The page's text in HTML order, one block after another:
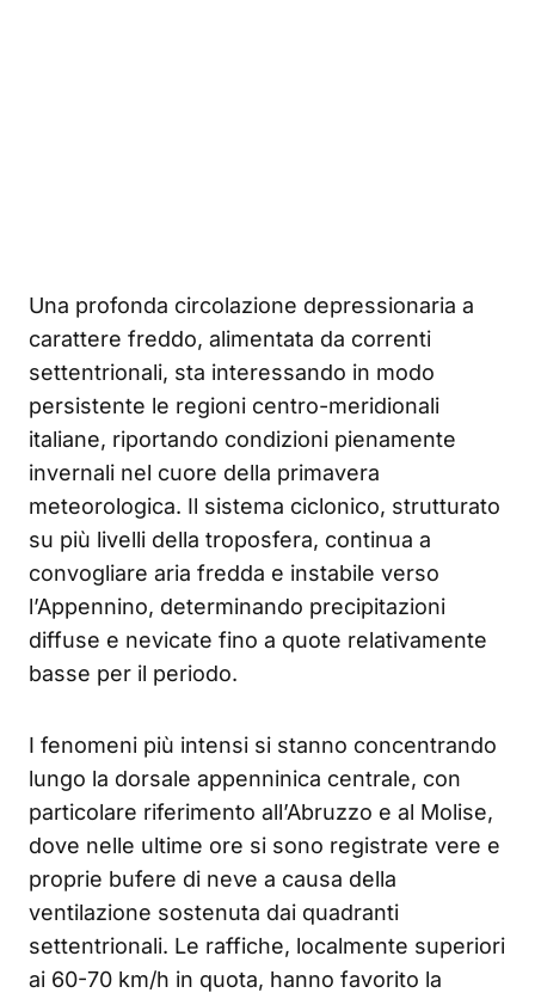
Una profonda circolazione depressionaria a
carattere freddo, alimentata da correnti
settentrionali, sta interessando in modo
persistente le regioni centro-meridionali
italiane, riportando condizioni pienamente
invernali nel cuore della primavera
meteorologica. Il sistema ciclonico, strutturato
su più livelli della troposfera, continua a
convogliare aria fredda e instabile verso
l’Appennino, determinando precipitazioni
diffuse e nevicate fino a quote relativamente
basse per il periodo.
I fenomeni più intensi si stanno concentrando
lungo la dorsale appenninica centrale, con
particolare riferimento all’Abruzzo e al Molise,
dove nelle ultime ore si sono registrate vere e
proprie bufere di neve a causa della
ventilazione sostenuta dai quadranti
settentrionali. Le raffiche, localmente superiori
ai 60-70 km/h in quota, hanno favorito la